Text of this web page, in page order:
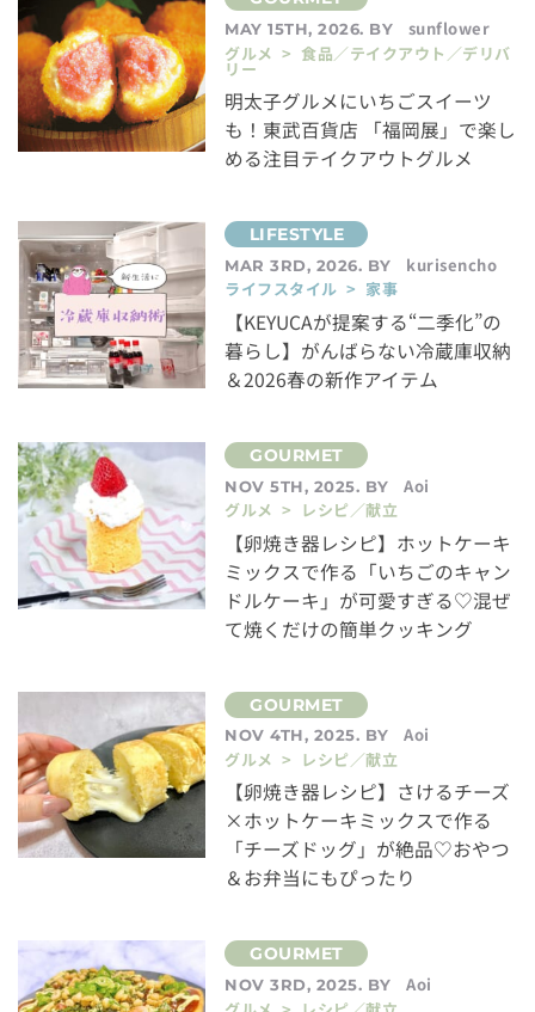
MAY 15TH, 2026. BY
sunflower
グルメ > 食品／テイクアウト／デリバ
リー
明太子グルメにいちごスイーツ
も！東武百貨店 「福岡展」で楽し
める注目テイクアウトグルメ
MAR 3RD, 2026. BY
kurisencho
ライフスタイル > 家事
【KEYUCAが提案する“二季化”の
暮らし】がんばらない冷蔵庫収納
＆2026春の新作アイテム
NOV 5TH, 2025. BY
Aoi
グルメ > レシピ／献立
【卵焼き器レシピ】ホットケーキ
ミックスで作る「いちごのキャン
ドルケーキ」が可愛すぎる♡混ぜ
て焼くだけの簡単クッキング
NOV 4TH, 2025. BY
Aoi
グルメ > レシピ／献立
【卵焼き器レシピ】さけるチーズ
×ホットケーキミックスで作る
「チーズドッグ」が絶品♡おやつ
＆お弁当にもぴったり
NOV 3RD, 2025. BY
Aoi